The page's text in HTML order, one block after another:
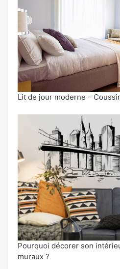
Lit de jour moderne –
Pourquoi décorer son
muraux ?